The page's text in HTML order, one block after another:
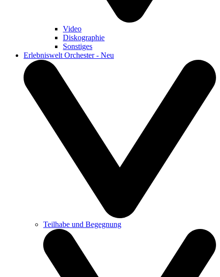
Video
Diskographie
Sonstiges
Erlebniswelt Orchester - Neu
Teilhabe und Begegnung